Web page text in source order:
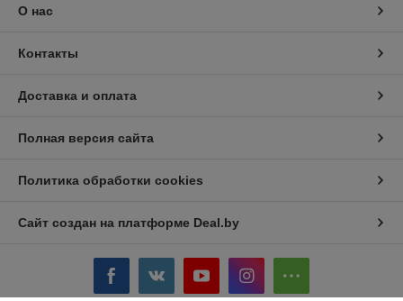
О нас
Контакты
Доставка и оплата
Полная версия сайта
Политика обработки cookies
Сайт создан на платформе Deal.by